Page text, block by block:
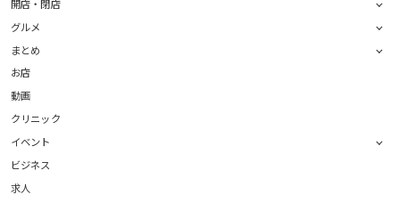
開店・閉店
グルメ
まとめ
お店
動画
クリニック
イベント
ビジネス
求人